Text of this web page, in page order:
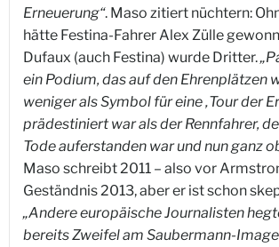
Erneuerung“. Maso zitiert nüchtern:
hätte Festina-Fahrer Alex Zülle
Dufaux (auch Festina) wurde Dritter.
ein Podium, das auf den Ehrenplätzen
weniger als Symbol für eine ‚Tour der
prädestiniert war als der Rennfahrer,
Tode auferstanden war und nun ganz
Maso schreibt 2011 – also vor
Geständnis 2013, aber er ist schon
„Andere europäische Journalisten
bereits Zweifel am Saubermann-